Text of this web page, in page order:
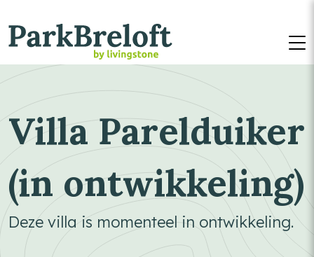
Villa Parelduiker
(in ontwikkeling)
Deze villa is momenteel in ontwikkeling.